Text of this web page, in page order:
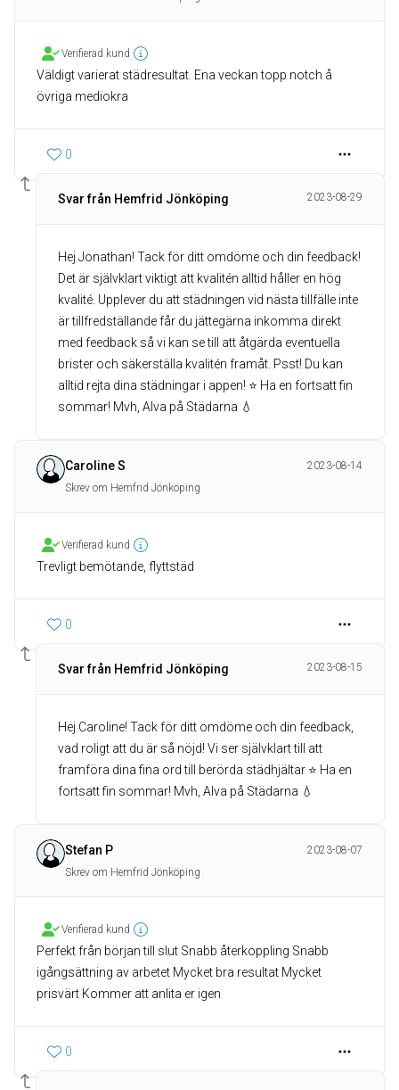
Verifierad kund
Väldigt varierat städresultat. Ena veckan topp notch å
övriga mediokra
0
Svar från Hemfrid Jönköping 2023-08-29
Hej Jonathan! Tack för ditt omdöme och din feedback!
Det är självklart viktigt att kvalitén alltid håller en hög
kvalité. Upplever du att städningen vid nästa tillfälle inte
är tillfredställande får du jättegärna inkomma direkt
med feedback så vi kan se till att åtgärda eventuella
brister och säkerställa kvalitén framåt. Psst! Du kan
alltid rejta dina städningar i appen! ⭐️ Ha en fortsatt fin
sommar! Mvh, Alva på Städarna 💧
Caroline S
2023-08-14
Skrev om Hemfrid Jönköping
Verifierad kund
Trevligt bemötande, flyttstäd
0
Svar från Hemfrid Jönköping 2023-08-15
Hej Caroline! Tack för ditt omdöme och din feedback,
vad roligt att du är så nöjd! Vi ser självklart till att
framföra dina fina ord till berörda städhjältar ⭐️ Ha en
fortsatt fin sommar! Mvh, Alva på Städarna 💧
Stefan P
2023-08-07
Skrev om Hemfrid Jönköping
Verifierad kund
Perfekt från början till slut Snabb återkoppling Snabb
igångsättning av arbetet Mycket bra resultat Mycket
prisvärt Kommer att anlita er igen
0